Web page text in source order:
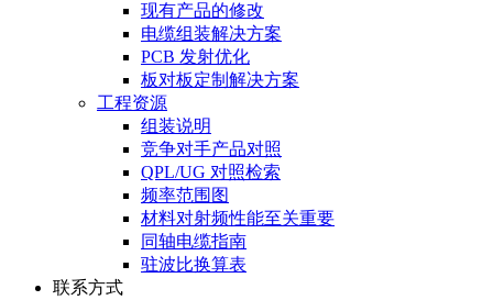
现有产品的修改
电缆组装解决方案
PCB 发射优化
板对板定制解决方案
工程资源
组装说明
竞争对手产品对照
QPL/UG 对照检索
频率范围图
材料对射频性能至关重要
同轴电缆指南
驻波比换算表
联系方式